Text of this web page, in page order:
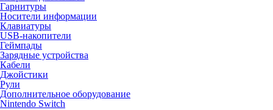
Гарнитуры
Носители информации
Клавиатуры
USB-накопители
Геймпады
Зарядные устройства
Кабели
Джойстики
Рули
Дополнительное оборудование
Nintendo Switch